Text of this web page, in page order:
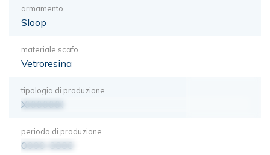
armamento
Sloop
materiale scafo
Vetroresina
tipologia di produzione
XXXXXXX
periodo di produzione
0000-0000